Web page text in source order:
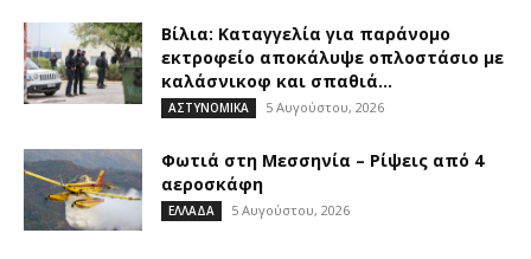
Βίλια: Καταγγελία για παράνομο
εκτροφείο αποκάλυψε οπλοστάσιο με
καλάσνικοφ και σπαθιά...
ΑΣΤΥΝΟΜΙΚΑ 5 Αυγούστου, 2026
Φωτιά στη Μεσσηνία – Ρίψεις από 4
αεροσκάφη
ΕΛΛΑΔΑ 5 Αυγούστου, 2026